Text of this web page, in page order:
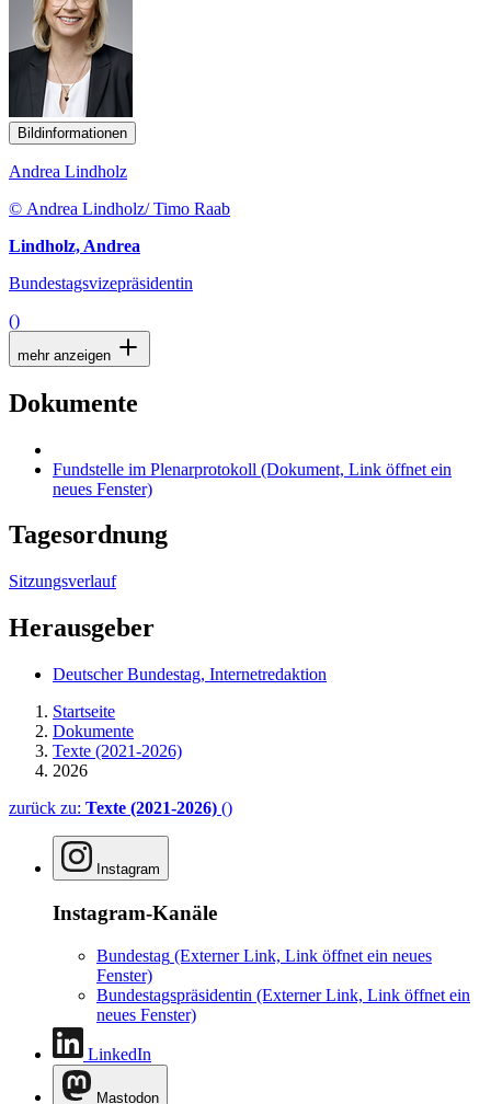
Bildinformationen
Andrea Lindholz
© Andrea Lindholz/ Timo Raab
Lindholz, Andrea
Bundestagsvizepräsidentin
()
mehr anzeigen
Dokumente
Fundstelle im Plenarprotokoll (Dokument, Link öffnet ein
neues Fenster)
Tagesordnung
Sitzungsverlauf
Herausgeber
Deutscher Bundestag, Internetredaktion
Startseite
Dokumente
Texte (2021-2026)
2026
zurück zu: Texte (2021-2026) ()
Instagram
Instagram-Kanäle
Bundestag (Externer Link, Link öffnet ein neues
Fenster)
Bundestagspräsidentin (Externer Link, Link öffnet ein
neues Fenster)
LinkedIn
Mastodon